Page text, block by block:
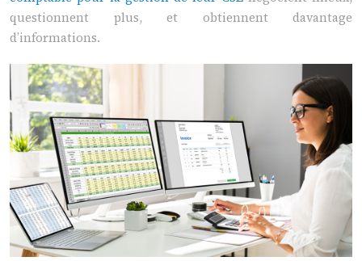
questionnent plus, et obtiennent davantage
d’informations.